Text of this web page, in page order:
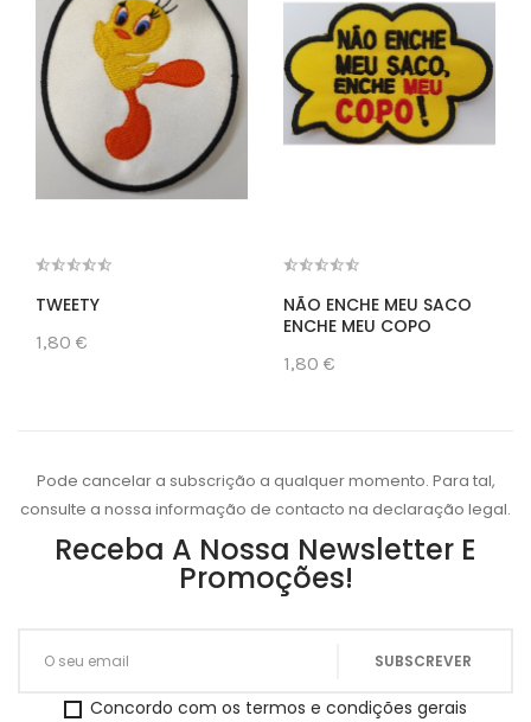
TWEETY
1,80 €
NÃO ENCHE MEU SACO
ENCHE MEU COPO
1,80 €
Pode cancelar a subscrição a qualquer momento. Para tal,
consulte a nossa informação de contacto na declaração legal.
Receba A Nossa Newsletter E
Promoções!
Concordo com os termos e condições gerais